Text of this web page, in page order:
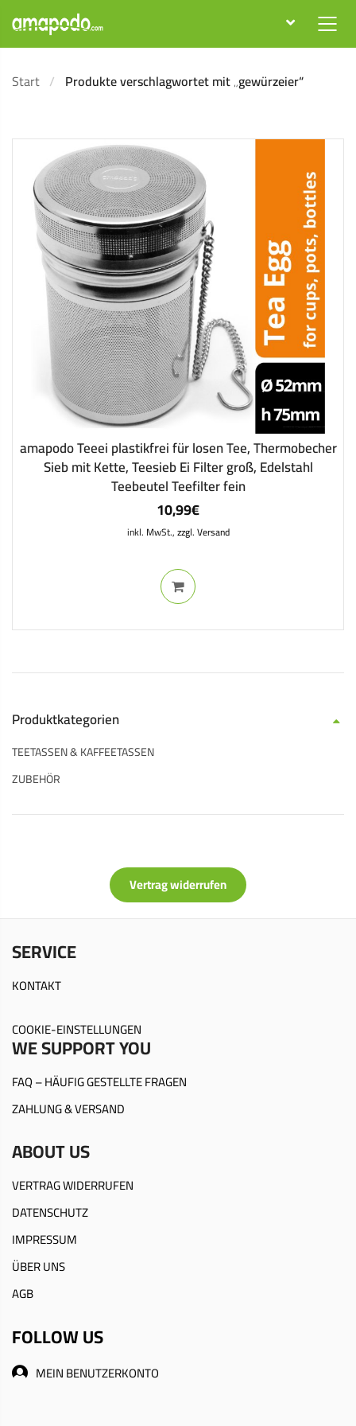
Start Produkte verschlagwortet mit „gewürzeier“
amapodo Teeei plastikfrei für losen Tee, Thermobecher
Sieb mit Kette, Teesieb Ei Filter groß, Edelstahl
Teebeutel Teefilter fein
10,99€
inkl. MwSt.,zzgl. Versand
Produktkategorien
TEETASSEN & KAFFEETASSEN
ZUBEHÖR
Vertrag widerrufen
SERVICE
KONTAKT
COOKIE-EINSTELLUNGEN
WE SUPPORT YOU
FAQ – HÄUFIG GESTELLTE FRAGEN
ZAHLUNG & VERSAND
ABOUT US
VERTRAG WIDERRUFEN
DATENSCHUTZ
IMPRESSUM
ÜBER UNS
AGB
FOLLOW US
MEIN BENUTZERKONTO